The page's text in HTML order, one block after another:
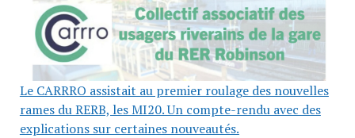
Le CARRRO assistait au premier roulage des nouvelles
rames du RERB, les MI20. Un compte-rendu avec des
explications sur certaines nouveautés.